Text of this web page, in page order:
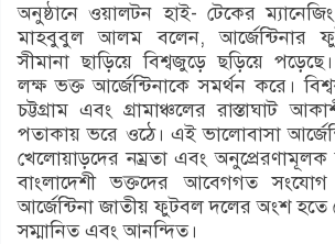
অনুষ্ঠানে ওয়ালটন হাই- টেকের
মাহবুবুল আলম বলেন, আর্জেন্টিনার
সীমানা ছাড়িয়ে বিশ্বজুড়ে ছড়িয়ে
লক্ষ ভক্ত আর্জেন্টিনাকে সমর্থন করে।
চট্টগ্রাম এবং গ্রামাঞ্চলের রাস্তাঘাট
পতাকায় ভরে ওঠে। এই ভালোবাসা
খেলোয়াড়দের নম্রতা এবং অনুপ্রেরণামূলক
বাংলাদেশী ভক্তদের আবেগগত সংযোগ
আর্জেন্টিনা জাতীয় ফুটবল দলের অংশ
সম্মানিত এবং আনন্দিত।